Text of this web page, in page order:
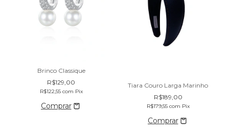
Brinco Classique
R$129,00
R$122,55 com Pix
Tiara Couro Larga Marinho
R$189,00
R$179,55 com Pix